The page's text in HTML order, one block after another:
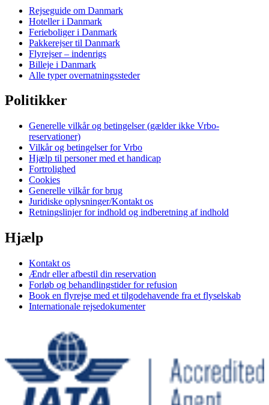
Rejseguide om Danmark
Hoteller i Danmark
Ferieboliger i Danmark
Pakkerejser til Danmark
Flyrejser – indenrigs
Billeje i Danmark
Alle typer overnatningssteder
Politikker
Generelle vilkår og betingelser (gælder ikke Vrbo-
reservationer)
Vilkår og betingelser for Vrbo
Hjælp til personer med et handicap
Fortrolighed
Cookies
Generelle vilkår for brug
Juridiske oplysninger/Kontakt os
Retningslinjer for indhold og indberetning af indhold
Hjælp
Kontakt os
Ændr eller afbestil din reservation
Forløb og behandlingstider for refusion
Book en flyrejse med et tilgodehavende fra et flyselskab
Internationale rejsedokumenter